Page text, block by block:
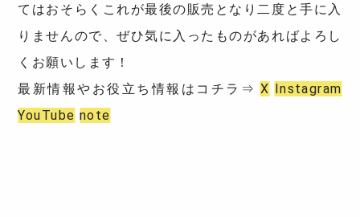
てはおそらくこれが最後の販売となり二度と手に入
りませんので、ぜひ気に入ったものがあればよろし
くお願いします！
最新情報やお役立ち情報はコチラ⇒ X Instagram
YouTube note